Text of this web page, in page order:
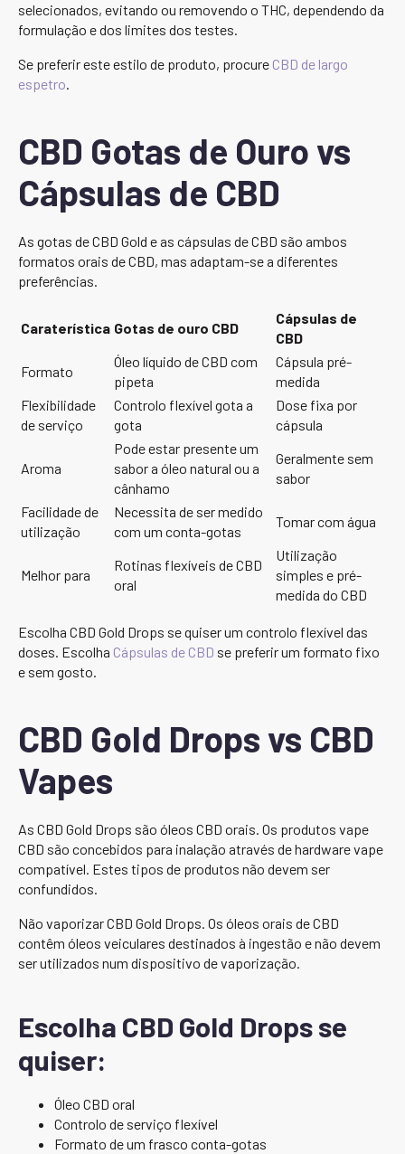
selecionados, evitando ou removendo o THC, dependendo da
formulação e dos limites dos testes.
Se preferir este estilo de produto, procure CBD de largo
espetro.
CBD Gotas de Ouro vs
Cápsulas de CBD
As gotas de CBD Gold e as cápsulas de CBD são ambos
formatos orais de CBD, mas adaptam-se a diferentes
preferências.
Caraterística Gotas de ouro CBD
Cápsulas de
CBD
Formato
Óleo líquido de CBD com
pipeta
Cápsula pré-
medida
Flexibilidade
de serviço
Controlo flexível gota a
gota
Dose fixa por
cápsula
Aroma
Pode estar presente um
sabor a óleo natural ou a
cânhamo
Geralmente sem
sabor
Facilidade de
utilização
Necessita de ser medido
com um conta-gotas
Tomar com água
Melhor para
Rotinas flexíveis de CBD
oral
Utilização
simples e pré-
medida do CBD
Escolha CBD Gold Drops se quiser um controlo flexível das
doses. Escolha Cápsulas de CBD se preferir um formato fixo
e sem gosto.
CBD Gold Drops vs CBD
Vapes
As CBD Gold Drops são óleos CBD orais. Os produtos vape
CBD são concebidos para inalação através de hardware vape
compatível. Estes tipos de produtos não devem ser
confundidos.
Não vaporizar CBD Gold Drops. Os óleos orais de CBD
contêm óleos veiculares destinados à ingestão e não devem
ser utilizados num dispositivo de vaporização.
Escolha CBD Gold Drops se
quiser:
Óleo CBD oral
Controlo de serviço flexível
Formato de um frasco conta-gotas